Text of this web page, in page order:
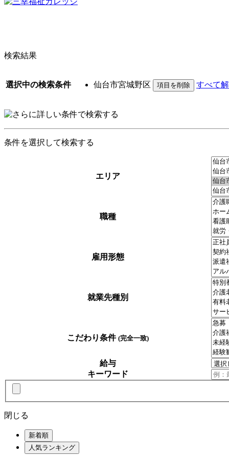
検索結果
選択中の検索条件 仙台市宮城野区 すべて
条件を選択して検索する
エリア
職種
雇用形態
就業先種別
こだわり条件 (完全一致)
給与
キーワード
閉じる
新着順
人気ランキング